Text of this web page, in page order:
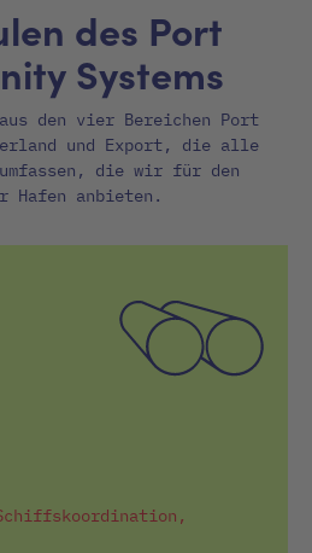
des Port
Systems
den vier Bereichen Port
und Export, die alle
umfassen, die wir für den
Hafen anbieten.